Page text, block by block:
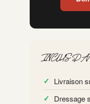
INCLUS
Livraison
Dressage